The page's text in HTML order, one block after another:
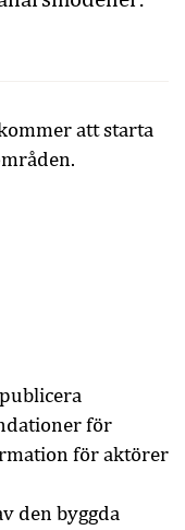
att starta
för
för aktörer
den byggda